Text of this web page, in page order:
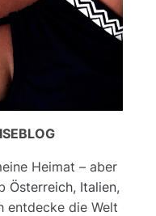
Heimat – aber
Österreich, Italien,
entdecke die Welt